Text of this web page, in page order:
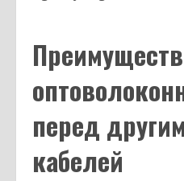
перед
кабелей